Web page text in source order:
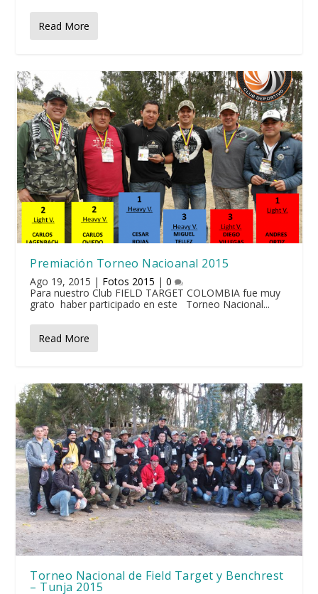
Read More
Premiación Torneo Nacioanal 2015
Ago 19, 2015 | Fotos 2015 |0
Para nuestro Club FIELD TARGET COLOMBIA fue muy
grato haber participado en este Torneo Nacional...
Read More
Torneo Nacional de Field Target y Benchrest
– Tunja 2015